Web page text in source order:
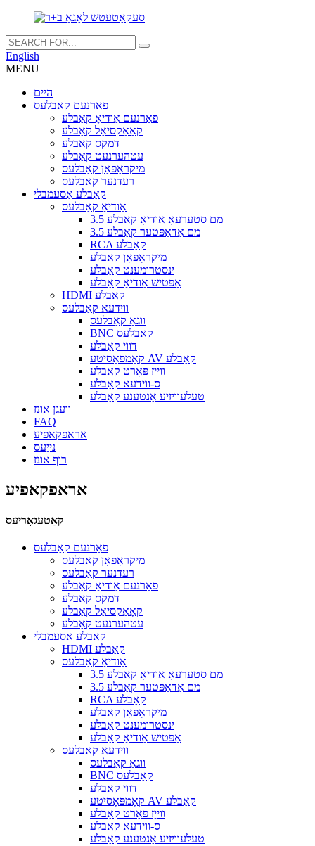
English
MENU
היים
פאַרנעם קאַבלעס
פאַרנעם אַודיאָ קאַבלע
קאָאַקסיאַל קאַבלע
דמקס קאַבלע
עטהערנעט קאַבלע
מיקראָפאָן קאַבלעס
רעדנער קאַבלעס
קאַבלע אַסעמבלי
אַודיאָ קאַבלעס
3.5 מם סטערעאָ אַודיאָ קאַבלע
3.5 מם אַדאַפּטער קאַבלע
RCA קאַבלע
מיקראָפאָן קאַבלע
ינסטרומענט קאַבלע
אָפּטיש אַודיאָ קאַבלע
HDMI קאַבלע
ווידעא קאַבלעס
ווגאַ קאַבלעס
BNC קאַבלעס
דווי קאַבלע
קאָמפּאָסיטע AV קאַבלע
ווייַז פּאָרט קאַבלע
ס-ווידעא קאַבלע
טעלעוויזיע אַנטענע קאַבלע
וועגן אונז
FAQ
אראפקאפיע
נייַעס
רוף אונז
אראפקאפיע
קאַטעגאָריעס
פאַרנעם קאַבלעס
מיקראָפאָן קאַבלעס
רעדנער קאַבלעס
פאַרנעם אַודיאָ קאַבלע
דמקס קאַבלע
קאָאַקסיאַל קאַבלע
עטהערנעט קאַבלע
קאַבלע אַסעמבלי
HDMI קאַבלע
אַודיאָ קאַבלעס
3.5 מם סטערעאָ אַודיאָ קאַבלע
3.5 מם אַדאַפּטער קאַבלע
RCA קאַבלע
מיקראָפאָן קאַבלע
ינסטרומענט קאַבלע
אָפּטיש אַודיאָ קאַבלע
ווידעא קאַבלעס
ווגאַ קאַבלעס
BNC קאַבלעס
דווי קאַבלע
קאָמפּאָסיטע AV קאַבלע
ווייַז פּאָרט קאַבלע
ס-ווידעא קאַבלע
טעלעוויזיע אַנטענע קאַבלע